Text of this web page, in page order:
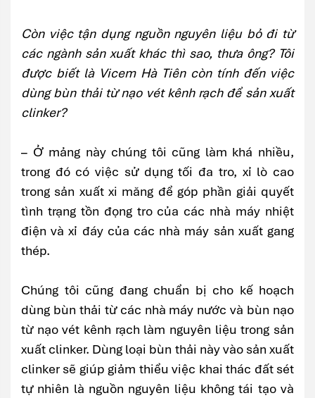
Còn việc tận dụng nguồn nguyên liệu bỏ đi từ
các ngành sản xuất khác thì sao, thưa ông? Tôi
được biết là Vicem Hà Tiên còn tính đến việc
dùng bùn thải từ nạo vét kênh rạch để sản xuất
clinker?
– Ở mảng này chúng tôi cũng làm khá nhiều,
trong đó có việc sử dụng tối đa tro, xỉ lò cao
trong sản xuất xi măng để góp phần giải quyết
tình trạng tồn đọng tro của các nhà máy nhiệt
điện và xỉ đáy của các nhà máy sản xuất gang
thép.
Chúng tôi cũng đang chuẩn bị cho kế hoạch
dùng bùn thải từ các nhà máy nước và bùn nạo
từ nạo vét kênh rạch làm nguyên liệu trong sản
xuất clinker. Dùng loại bùn thải này vào sản xuất
clinker sẽ giúp giảm thiểu việc khai thác đất sét
tự nhiên là nguồn nguyên liệu không tái tạo và